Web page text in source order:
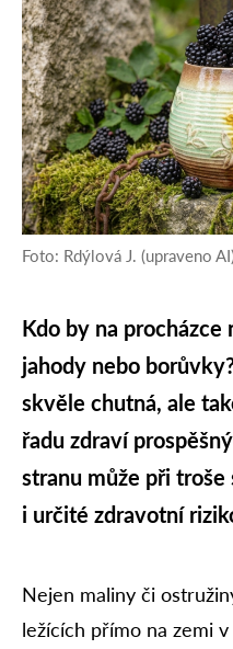
Foto: Rdýlová J. (upraveno
Kdo by na procházce
jahody nebo
skvěle chutná, ale
řadu zdraví
stranu může při
i určité zdravotní
Nejen maliny či
ležících přímo na zemi